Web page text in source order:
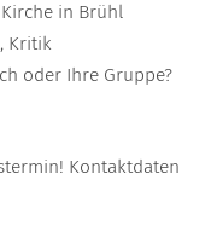
in Brühl
Kritik
oder Ihre Gruppe?
Kontaktdaten